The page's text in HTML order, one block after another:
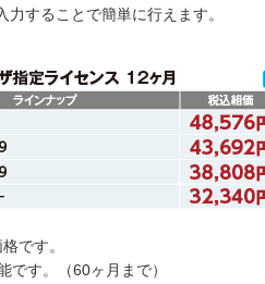
することで簡単に行えます。
です。
す。（60ヶ月まで）